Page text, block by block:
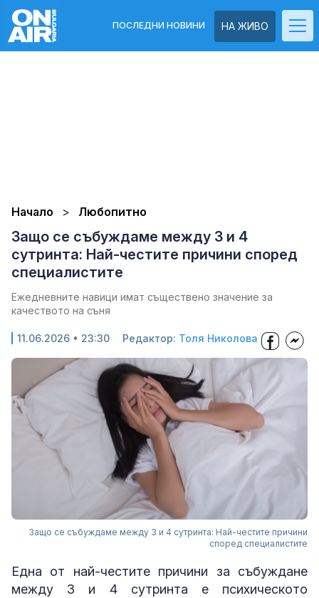
НА ЖИВО
ПОСЛЕДНИ НОВИНИ
Начало Любопитно
Защо се събуждаме между 3 и 4
сутринта: Най-честите причини според
специалистите
Ежедневните навици имат съществено значение за
качеството на съня
11.06.2026 • 23:30 Редактор: Толя Николова
Защо се събуждаме между 3 и 4 сутринта: Най-честите причини
според специалистите
Една от най-честите причини за събуждане
между 3 и 4 сутринта е психическото